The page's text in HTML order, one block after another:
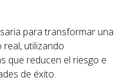
para transformar una
real, utilizando
que reducen el riesgo e
de éxito.